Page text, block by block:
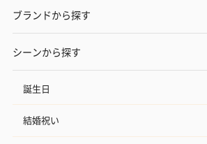
ブランドから探す
シーンから探す
誕生日
結婚祝い